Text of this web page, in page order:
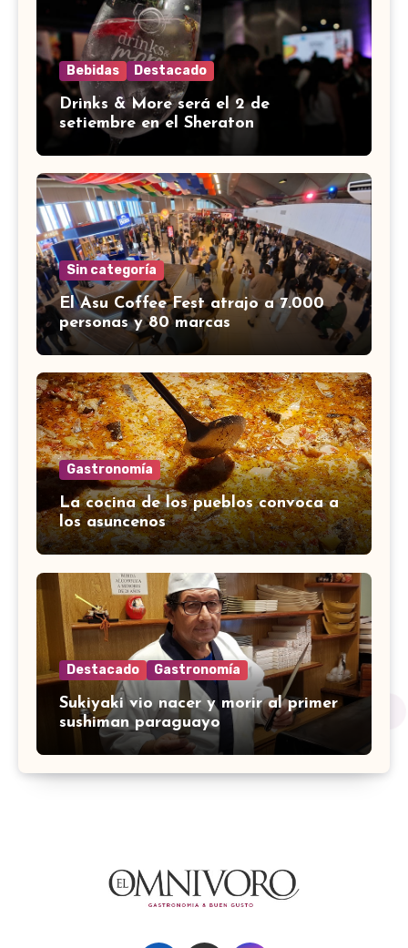
Bebidas Destacado
Drinks & More será el 2 de
setiembre en el Sheraton
Sin categoría
El Asu Coffee Fest atrajo a 7.000
personas y 80 marcas
Gastronomía
La cocina de los pueblos convoca a
los asuncenos
Destacado Gastronomía
Sukiyaki vio nacer y morir al primer
sushiman paraguayo